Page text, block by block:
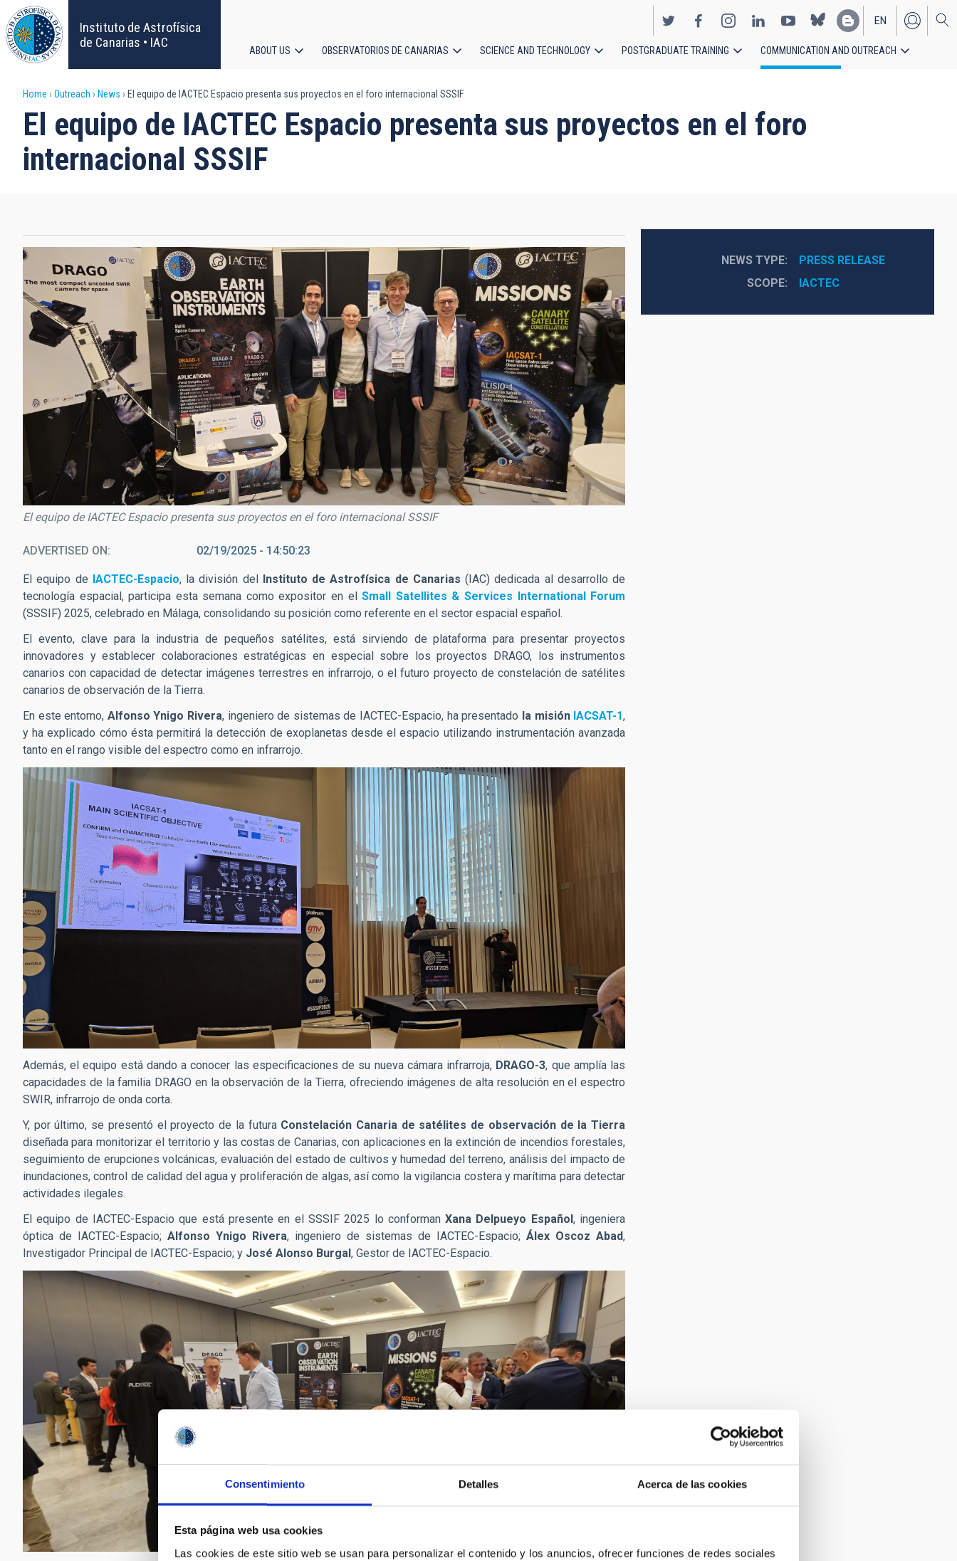
Consentimiento Detalles Acerca de las cookies
Esta página web usa cookies
Las cookies de este sitio web se usan para personalizar el contenido y los anuncios, ofrecer funciones de redes sociales
Skip
to
main
content
Instituto de Astrofísica
de Canarias • IAC
EN
ES
navigation
ABOUT US OBSERVATORIOS DE CANARIAS SCIENCE AND TECHNOLOGY POSTGRADUATE TRAINING COMMUNICATION AND OUTREACH
Breadcrumb
Home Outreach News El equipo de IACTEC Espacio presenta sus proyectos en el foro internacional SSSIF
El equipo de IACTEC Espacio presenta sus proyectos en el foro
internacional SSSIF
El equipo de IACTEC Espacio presenta sus proyectos en el foro internacional SSSIF
ADVERTISED ON 02/19/2025 - 14:50:23
El equipo de IACTEC-Espacio, la división del Instituto de Astrofísica de Canarias (IAC) dedicada al desarrollo de
tecnología espacial, participa esta semana como expositor en elSmall Satellites & Services International Forum
(SSSIF) 2025, celebrado en Málaga, consolidando su posición como referente en el sector espacial español.
El evento, clave para la industria de pequeños satélites, está sirviendo de plataforma para presentar proyectos
innovadores y establecer colaboraciones estratégicas en especial sobre los proyectos DRAGO, los instrumentos
canarios con capacidad de detectar imágenes terrestres en infrarrojo, o el futuro proyecto de constelación de satélites
canarios de observación de la Tierra.
En este entorno, Alfonso Ynigo Rivera, ingeniero de sistemas de IACTEC-Espacio, ha presentado la misión IACSAT-1,
y ha explicado cómo ésta permitirá la detección de exoplanetas desde el espacio utilizando instrumentación avanzada
tanto en el rango visible del espectro como en infrarrojo.
Además, el equipo está dando a conocer las especificaciones de su nueva cámara infrarroja, DRAGO-3, que amplía las
capacidades de la familia DRAGO en la observación de la Tierra, ofreciendo imágenes de alta resolución en el espectro
SWIR, infrarrojo de onda corta.
Y, por último, se presentó el proyecto de la futura Constelación Canaria de satélites de observación de la Tierra
diseñada para monitorizar el territorio y las costas de Canarias, con aplicaciones en la extinción de incendios forestales,
seguimiento de erupciones volcánicas, evaluación del estado de cultivos y humedad del terreno, análisis del impacto de
inundaciones, control de calidad del agua y proliferación de algas, así como la vigilancia costera y marítima para detectar
actividades ilegales.
El equipo de IACTEC-Espacio que está presente en el SSSIF 2025 lo conformanXana Delpueyo Español, ingeniera
óptica de IACTEC-Espacio;Alfonso Ynigo Rivera, ingeniero de sistemas de IACTEC-Espacio;Álex Oscoz Abad,
Investigador Principal de IACTEC-Espacio; y José Alonso Burgal, Gestor de IACTEC-Espacio.
NEWS TYPE
PRESS RELEASE
SCOPE
IACTEC